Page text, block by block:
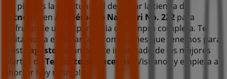
No pierdas la oportunidad de visitar la tienda de
Tecnolite
en Av. Héroe de Nacozari No. 222 para
disfrutar de una experiencia de compra completa. Te
invitamos a explorar las promociones que tenemos para
ti este
agosto
y mantenerte informado de las mejores
ofertas de Tecnolite Bucerías
. ¡Visítanos y empieza a
ahorrar hoy mismo!